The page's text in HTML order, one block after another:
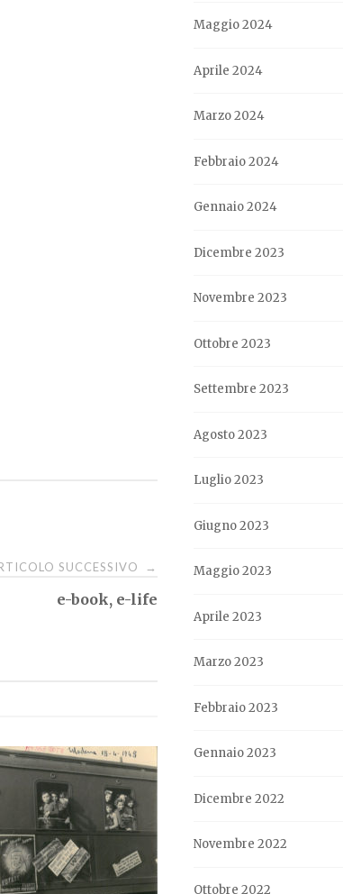
SUCCESSIVO →
e-book, e-life
Maggio 2024
Aprile 2024
Marzo 2024
Febbraio 2024
Gennaio 2024
Dicembre 2023
Novembre 2023
Ottobre 2023
Settembre 2023
Agosto 2023
Luglio 2023
Giugno 2023
Maggio 2023
Aprile 2023
Marzo 2023
Febbraio 2023
Gennaio 2023
Dicembre 2022
Novembre 2022
Ottobre 2022